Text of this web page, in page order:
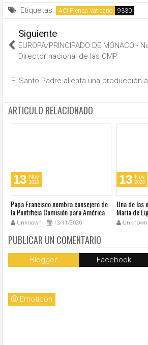
Etiquetas: ACI Prensa Vaticano
Siguiente
EUROPA/PRINCIPADO DE MÓNACO -
Director nacional de las OMP
El Santo Padre alienta una producción
ARTICULO RELACIONADO
13 Nov
2020
Papa Francisco nombra consejero de
la Pontificia Comisión para América
Latina
Unknown 13/11/2020
13 Nov
2020
Una de las
María de
cumple
Unknown
PUBLICAR UN COMENTARIO
Blogger Facebook
Emoticon